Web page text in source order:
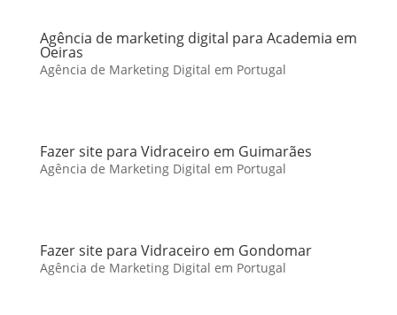
Agência de marketing digital para Academia em
Oeiras
Agência de Marketing Digital em Portugal
Fazer site para Vidraceiro em Guimarães
Agência de Marketing Digital em Portugal
Fazer site para Vidraceiro em Gondomar
Agência de Marketing Digital em Portugal